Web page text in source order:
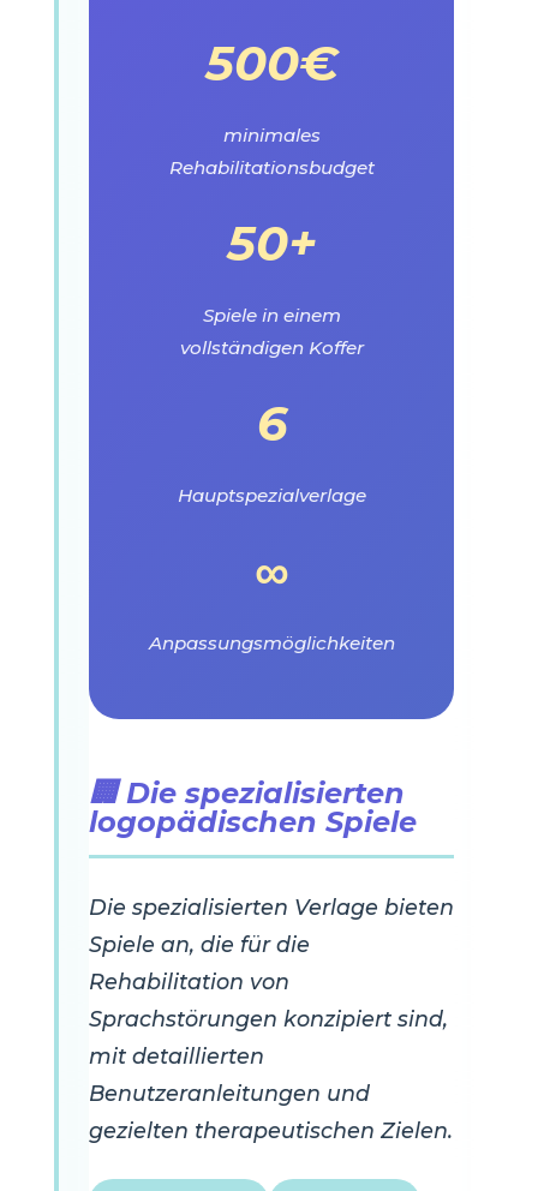
500€
minimales
Rehabilitationsbudget
50+
Spiele in einem
vollständigen Koffer
6
Hauptspezialverlage
∞
Anpassungsmöglichkeiten
🏢 Die spezialisierten
logopädischen Spiele
Die spezialisierten Verlage bieten
Spiele an, die für die
Rehabilitation von
Sprachstörungen konzipiert sind,
mit detaillierten
Benutzeranleitungen und
gezielten therapeutischen Zielen.